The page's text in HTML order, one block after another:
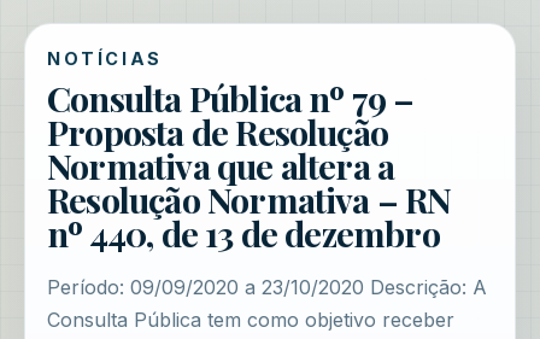
NOTÍCIAS
Consulta Pública nº 79 –
Proposta de Resolução
Normativa que altera a
Resolução Normativa – RN
nº 440, de 13 de dezembro
Período: 09/09/2020 a 23/10/2020 Descrição: A
Consulta Pública tem como objetivo receber